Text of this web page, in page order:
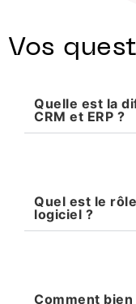
Vos
Quelle est la
CRM et ERP ?
Quel est le
logiciel ?
Comment